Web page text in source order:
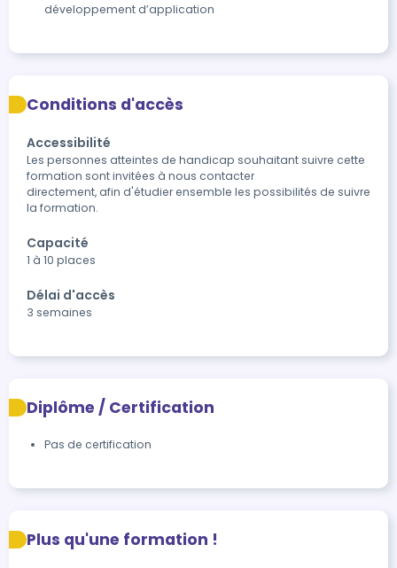
développement d’application
Conditions d'accès
Accessibilité
Les personnes atteintes de handicap souhaitant suivre cette
formation sont invitées à nous contacter
directement, afin d'étudier ensemble les possibilités de suivre
la formation.
Capacité
1 à 10 places
Délai d'accès
3 semaines
Diplôme / Certification
Pas de certification
Plus qu'une formation !